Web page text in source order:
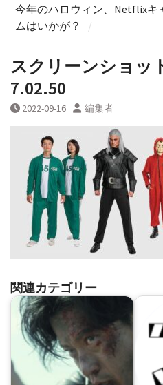
今年のハロウィン、Netflixキ
ムはいかが？
スクリーンショッ
7.02.50
2022-09-16 編集者
関連カテゴリー